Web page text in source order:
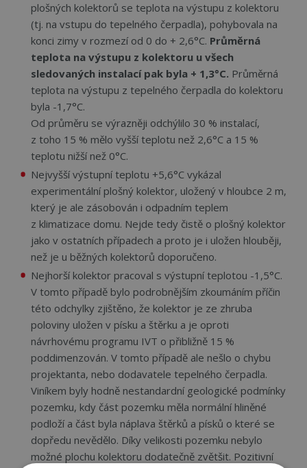
plošných kolektorů se teplota na výstupu z kolektoru
(tj. na vstupu do tepelného čerpadla), pohybovala na
konci zimy v rozmezí od 0 do + 2,6°C. Průměrná
teplota na výstupu z kolektoru u všech
sledovaných instalací pak byla + 1,3°C. Průměrná
teplota na výstupu z tepelného čerpadla do kolektoru
byla -1,7°C.
Od průměru se výrazněji odchýlilo 30 % instalací,
z toho 15 % mělo vyšší teplotu než 2,6°C a 15 %
teplotu nižší než 0°C.
Nejvyšší výstupní teplotu +5,6°C vykázal
experimentální plošný kolektor, uložený v hloubce 2 m,
který je ale zásobován i odpadním teplem
z klimatizace domu. Nejde tedy čistě o plošný kolektor
jako v ostatních případech a proto je i uložen hlouběji,
než je u běžných kolektorů doporučeno.
Nejhorší kolektor pracoval s výstupní teplotou -1,5°C.
V tomto případě bylo podrobnějším zkoumáním příčin
této odchylky zjištěno, že kolektor je ze zhruba
poloviny uložen v písku a štěrku a je oproti
návrhovému programu IVT o přibližně 15 %
poddimenzován. V tomto případě ale nešlo o chybu
projektanta, nebo dodavatele tepelného čerpadla.
Viníkem byly hodně nestandardní geologické podmínky
pozemku, kdy část pozemku měla normální hliněné
podloží a část byla náplava štěrků a písků o které se
dopředu nevědělo. Díky velikosti pozemku nebylo
možné plochu kolektoru dodatečně zvětšit. Pozitivní